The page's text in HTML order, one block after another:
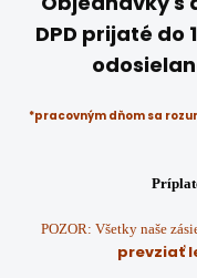
DPD prijaté do
*pracovným dňom sa
POZOR: Všetky naše
prevziať